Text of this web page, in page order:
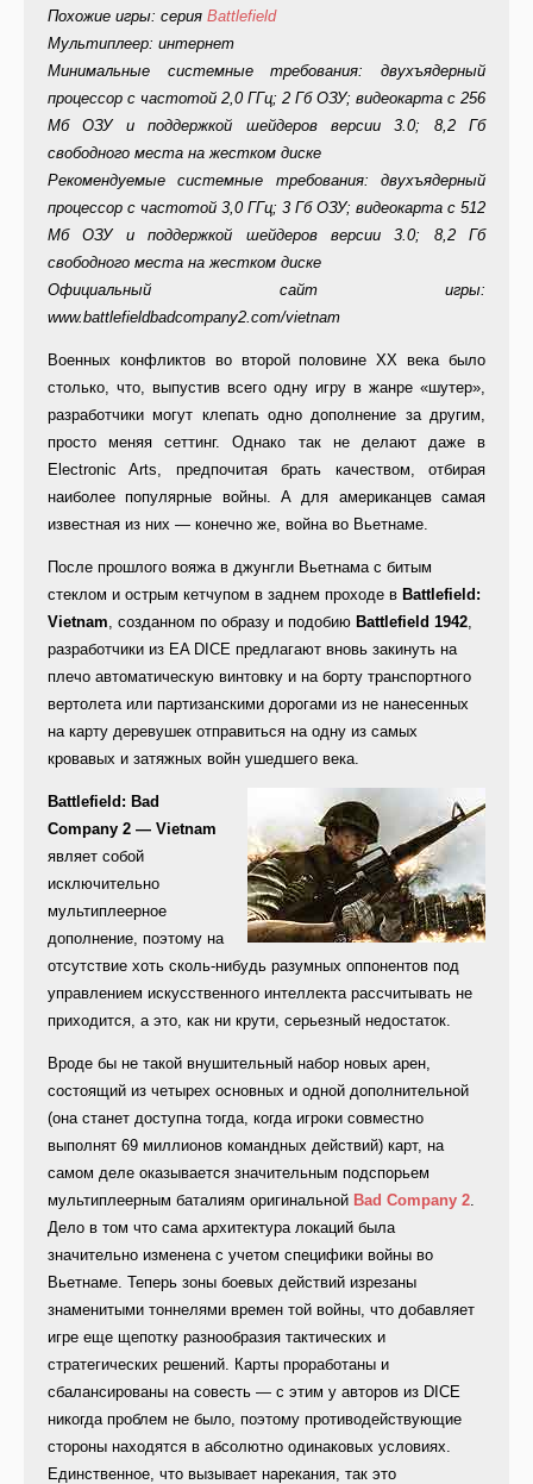
Похожие игры: серия Battlefield
Мультиплеер: интернет
Минимальные системные требования: двухъядерный
процессор с частотой 2,0 ГГц; 2 Гб ОЗУ; видеокарта с 256
Мб ОЗУ и поддержкой шейдеров версии 3.0; 8,2 Гб
свободного места на жестком диске
Рекомендуемые системные требования: двухъядерный
процессор с частотой 3,0 ГГц; 3 Гб ОЗУ; видеокарта с 512
Мб ОЗУ и поддержкой шейдеров версии 3.0; 8,2 Гб
свободного места на жестком диске
Официальный сайт игры:
www.battlefieldbadcompany2.com/vietnam
Военных конфликтов во второй половине XX века было
столько, что, выпустив всего одну игру в жанре «шутер»,
разработчики могут клепать одно дополнение за другим,
просто меняя сеттинг. Однако так не делают даже в
Electronic Arts, предпочитая брать качеством, отбирая
наиболее популярные войны. А для американцев самая
известная из них — конечно же, война во Вьетнаме.
После прошлого вояжа в джунгли Вьетнама с битым
стеклом и острым кетчупом в заднем проходе в Battlefield:
Vietnam, созданном по образу и подобию Battlefield 1942,
разработчики из EA DICE предлагают вновь закинуть на
плечо автоматическую винтовку и на борту транспортного
вертолета или партизанскими дорогами из не нанесенных
на карту деревушек отправиться на одну из самых
кровавых и затяжных войн ушедшего века.
Battlefield: Bad
Company 2 — Vietnam
являет собой
исключительно
мультиплеерное
дополнение, поэтому на
отсутствие хоть сколь-нибудь разумных оппонентов под
управлением искусственного интеллекта рассчитывать не
приходится, а это, как ни крути, серьезный недостаток.
Вроде бы не такой внушительный набор новых арен,
состоящий из четырех основных и одной дополнительной
(она станет доступна тогда, когда игроки совместно
выполнят 69 миллионов командных действий) карт, на
самом деле оказывается значительным подспорьем
мультиплеерным баталиям оригинальной Bad Company 2.
Дело в том что сама архитектура локаций была
значительно изменена с учетом специфики войны во
Вьетнаме. Теперь зоны боевых действий изрезаны
знаменитыми тоннелями времен той войны, что добавляет
игре еще щепотку разнообразия тактических и
стратегических решений. Карты проработаны и
сбалансированы на совесть — с этим у авторов из DICE
никогда проблем не было, поэтому противодействующие
стороны находятся в абсолютно одинаковых условиях.
Единственное, что вызывает нарекания, так это